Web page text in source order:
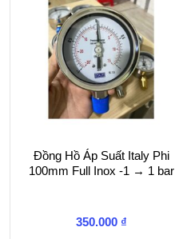
Đồng Hồ Áp Suất Italy Phi
100mm Full Inox -1 → 1 bar
350.000 ₫